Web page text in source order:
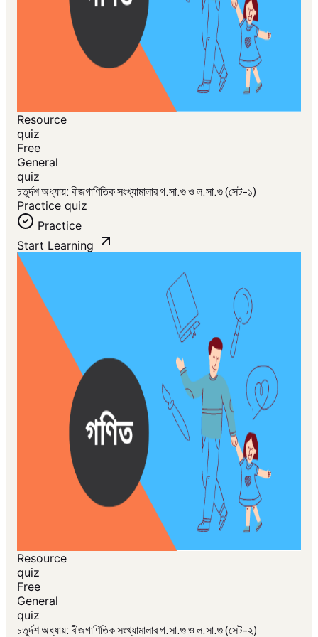
Resource
quiz
Free
General
quiz
চতুর্দশ অধ্যায়: বীজগাণিতিক সংখ্যামালার গ.সা.গু ও ল.সা.গু (সেট-১)
Practice quiz
Practice
Start Learning
Resource
quiz
Free
General
quiz
চতুর্দশ অধ্যায়: বীজগাণিতিক সংখ্যামালার গ.সা.গু ও ল.সা.গু (সেট-২)